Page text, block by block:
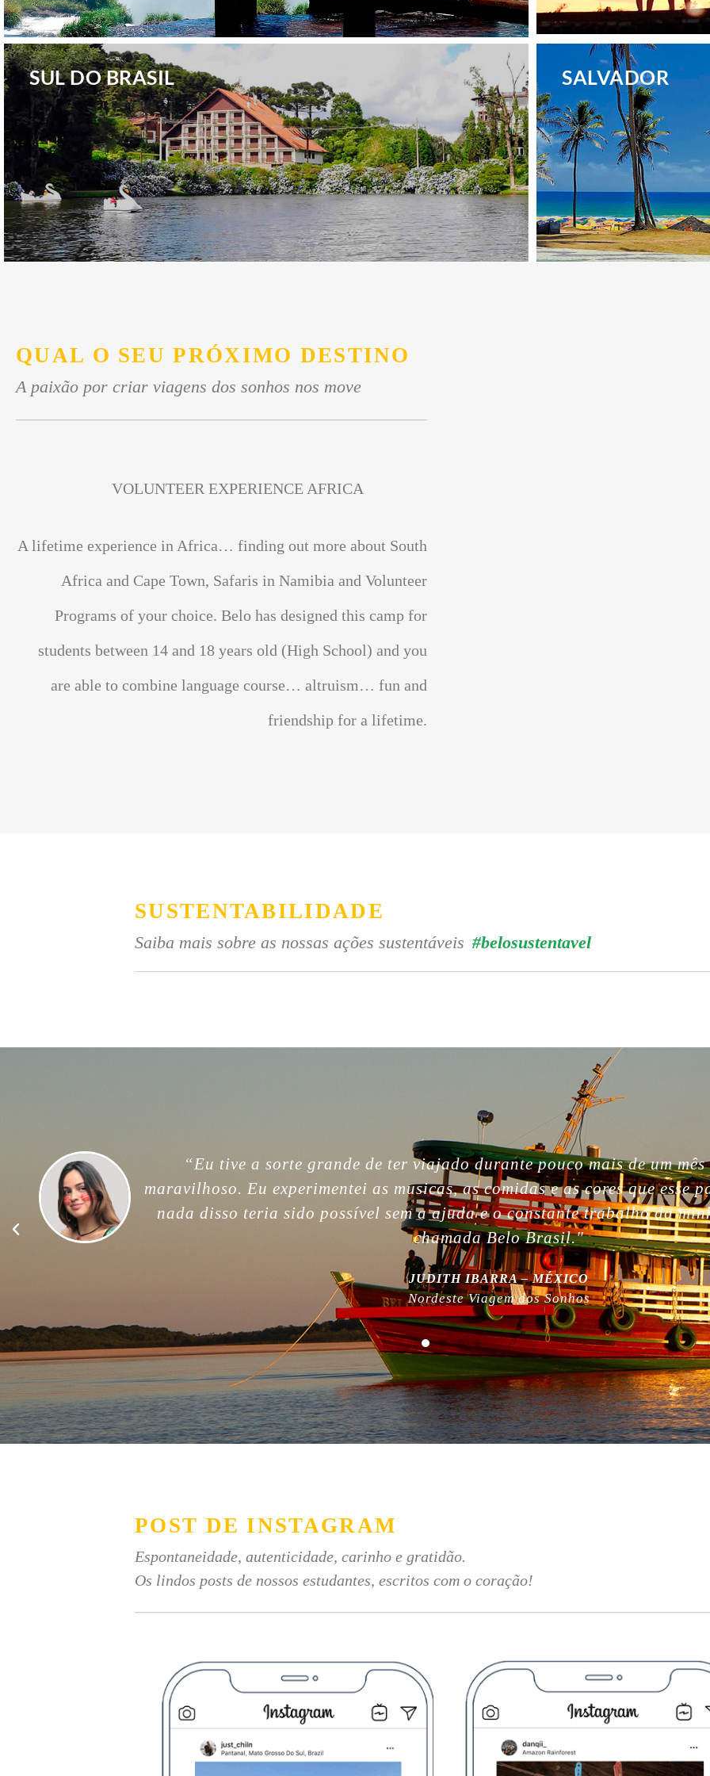
. .
SUL DO BRASIL SALVADOR
QUAL O SEU PRÓXIMO DESTINO
A paixão por criar viagens dos sonhos nos move
VOLUNTEER EXPERIENCE AFRICA
A lifetime experience in Africa… finding out more about South
Africa and Cape Town, Safaris in Namibia and Volunteer
Programs of your choice. Belo has designed this camp for
students between 14 and 18 years old (High School) and you
are able to combine language course… altruism… fun and
friendship for a lifetime.
SUSTENTABILIDADE
Saiba mais sobre as nossas ações sustentáveis #belosustentavel
“For me, this trip was unforgettable. So beautiful people, nature, without
memories. Thank you so much, the best week of my life. So much love for
good work! Plus, thanks for being plastic free!”
MILLA NURMI | FINLÂNDIA
Expedição Amazônia
POST DE INSTAGRAM
Espontaneidade, autenticidade, carinho e gratidão.
Os lindos posts de nossos estudantes, escritos com o coração!